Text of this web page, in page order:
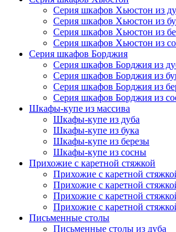
Серия шкафов Хьюстон из
Серия шкафов Хьюстон из
Серия шкафов Хьюстон из
Серия шкафов Хьюстон из
Серия шкафов Борджия
Серия шкафов Борджия из
Серия шкафов Борджия из
Серия шкафов Борджия из
Серия шкафов Борджия из
Шкафы-купе из массива
Шкафы-купе из дуба
Шкафы-купе из бука
Шкафы-купе из березы
Шкафы-купе из сосны
Прихожие с каретной стяжкой
Прихожие с каретной
Прихожие с каретной
Прихожие с каретной
Прихожие с каретной
Письменные столы
Письменные столы из дуба